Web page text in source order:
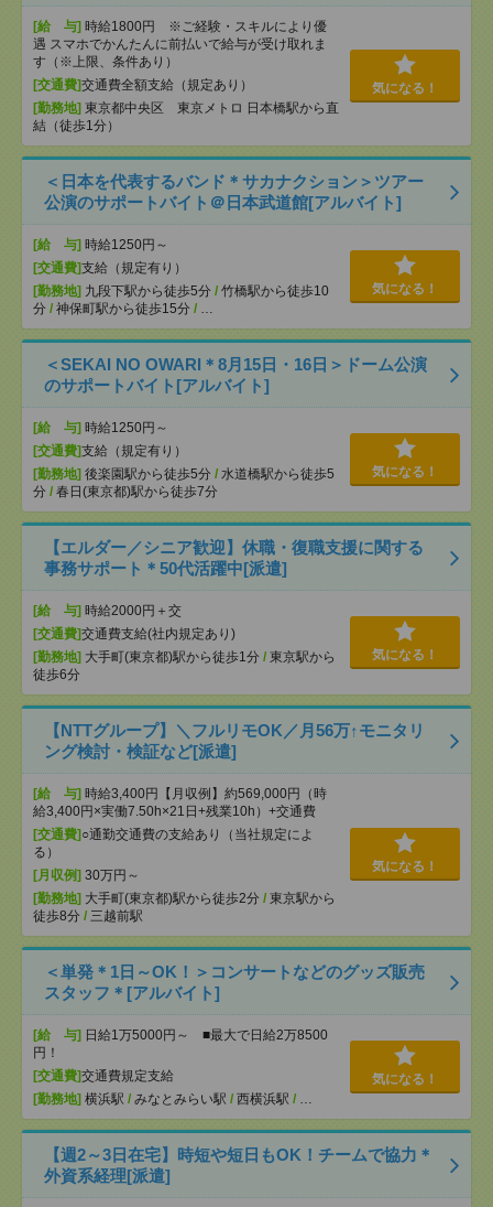
[給 与] 時給1800円 ※ご経験・スキルにより優
遇 スマホでかんたんに前払いで給与が受け取れま
す（※上限、条件あり）
[交通費]交通費全額支給（規定あり）
[勤務地] 東京都中央区 東京メトロ 日本橋駅から直
結（徒歩1分）
気になる！
＜日本を代表するバンド＊サカナクション＞ツアー
公演のサポートバイト＠日本武道館[アルバイト]
[給 与] 時給1250円～
[交通費]支給（規定有り）
[勤務地] 九段下駅から徒歩5分 / 竹橋駅から徒歩10
分 / 神保町駅から徒歩15分 / …
気になる！
＜SEKAI NO OWARI＊8月15日・16日＞ドーム公演
のサポートバイト[アルバイト]
[給 与] 時給1250円～
[交通費]支給（規定有り）
[勤務地] 後楽園駅から徒歩5分 / 水道橋駅から徒歩5
分 / 春日(東京都)駅から徒歩7分
気になる！
【エルダー／シニア歓迎】休職・復職支援に関する
事務サポート＊50代活躍中[派遣]
[給 与] 時給2000円＋交
[交通費]交通費支給(社内規定あり)
[勤務地] 大手町(東京都)駅から徒歩1分 / 東京駅から
徒歩6分
気になる！
【NTTグループ】＼フルリモOK／月56万↑モニタリ
ング検討・検証など[派遣]
[給 与] 時給3,400円【月収例】約569,000円（時
給3,400円×実働7.50h×21日+残業10h）+交通費
[交通費] ○通勤交通費の支給あり（当社規定によ
る）
[月収例] 30万円～
[勤務地] 大手町(東京都)駅から徒歩2分 / 東京駅から
徒歩8分 / 三越前駅
気になる！
＜単発＊1日～OK！＞コンサートなどのグッズ販売
スタッフ＊[アルバイト]
[給 与] 日給1万5000円～ ■最大で日給2万8500
円！
[交通費]交通費規定支給
[勤務地] 横浜駅 / みなとみらい駅 / 西横浜駅 / …
気になる！
【週2～3日在宅】時短や短日もOK！チームで協力＊
外資系経理[派遣]